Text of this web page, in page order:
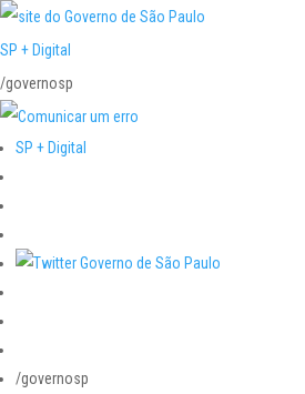
SP + Digital
/governosp
SP + Digital
/governosp